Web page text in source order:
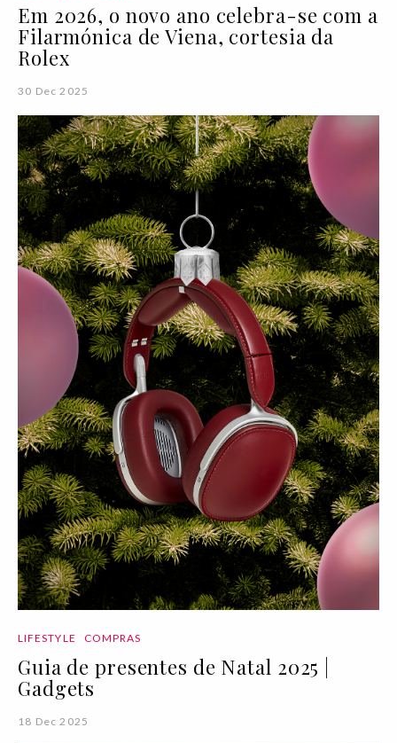
Em 2026, o novo ano celebra-se com a
Filarmónica de Viena, cortesia da
Rolex
30 Dec 2025
LIFESTYLE COMPRAS
Guia de presentes de Natal 2025 |
Gadgets
18 Dec 2025